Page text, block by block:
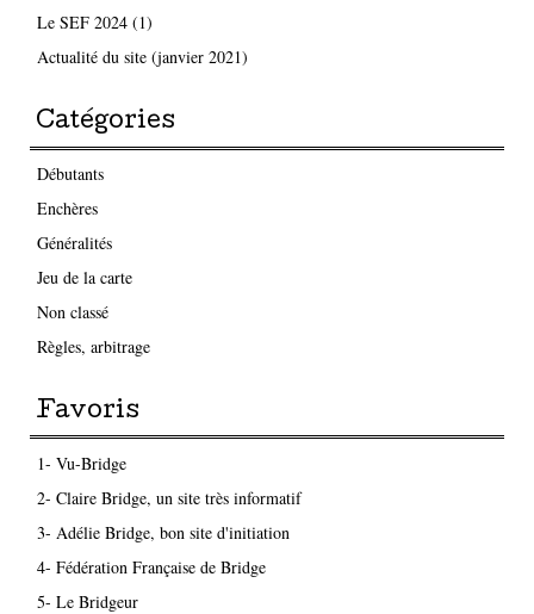
Le SEF 2024 (1)
Actualité du site (janvier 2021)
Catégories
Débutants
Enchères
Généralités
Jeu de la carte
Non classé
Règles, arbitrage
Favoris
1- Vu-Bridge
2- Claire Bridge, un site très informatif
3- Adélie Bridge, bon site d'initiation
4- Fédération Française de Bridge
5- Le Bridgeur